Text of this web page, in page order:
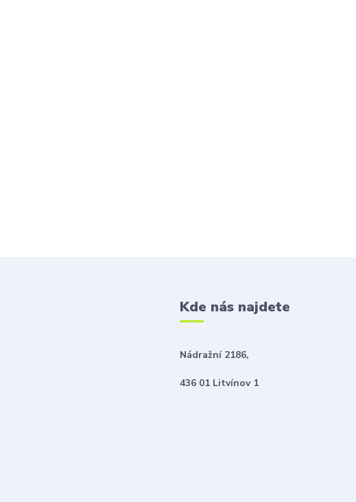
Kde nás najdete
Nádražní 2186,
436 01 Litvínov 1